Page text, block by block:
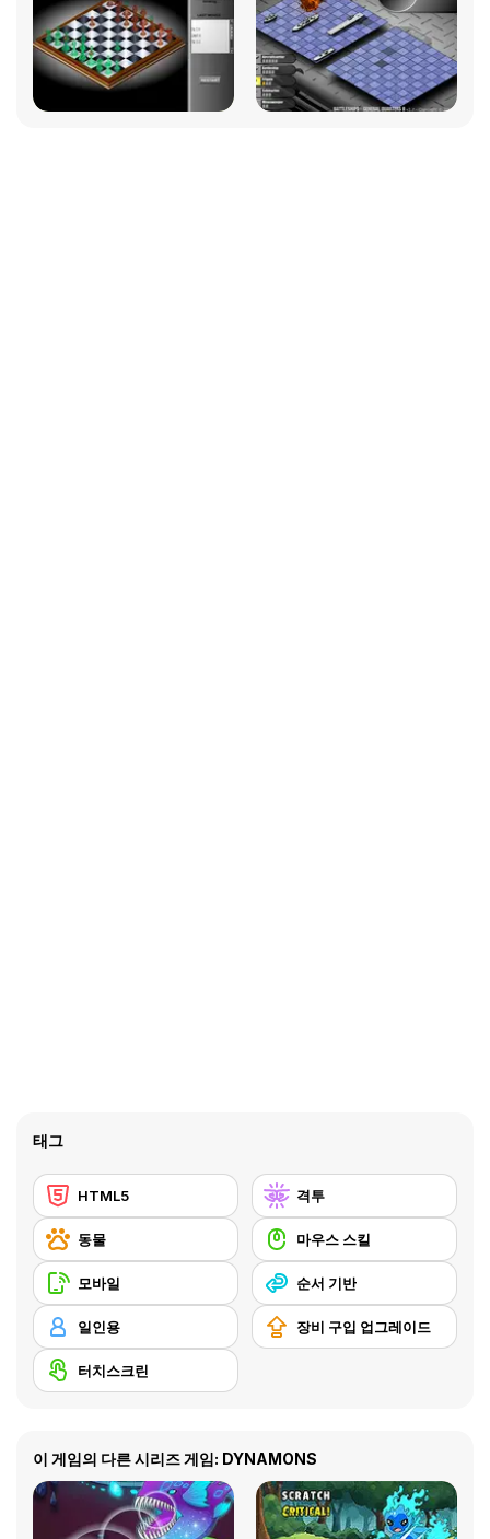
태그
HTML5 격투
동물 마우스 스킬
모바일 순서 기반
일인용 장비 구입 업그레이드
터치스크린
이 게임의 다른 시리즈 게임: DYNAMONS